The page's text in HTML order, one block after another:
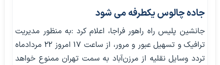
جاده چالوس یکطرفه می شود
جانشین پلیس راه راهور فراجا، اعلام کرد :به منظور مدیریت
ترافیک و تسهیل عبور و مرور، از ساعت ۱۷ امروز ۲۲ مردادماه
تردد وسایل نقلیه از مرزن‌آباد به سمت تهران ممنوع خواهد